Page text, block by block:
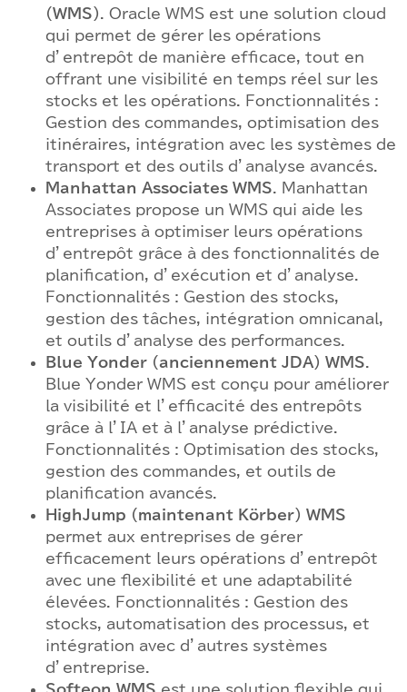
(WMS)
. Oracle WMS est une solution cloud
qui permet de gérer les opérations
d’entrepôt de manière efficace, tout en
offrant une visibilité en temps réel sur les
stocks et les opérations. Fonctionnalités :
Gestion des commandes, optimisation des
itinéraires, intégration avec les systèmes de
transport et des outils d’analyse avancés.
Manhattan Associates WMS . Manhattan
Associates propose un WMS qui aide les
entreprises à optimiser leurs opérations
d’entrepôt grâce à des fonctionnalités de
planification, d’exécution et d’analyse.
Fonctionnalités : Gestion des stocks,
gestion des tâches, intégration omnicanal,
et outils d’analyse des performances.
Blue Yonder (anciennement JDA) WMS
Blue Yonder WMS est conçu pour améliorer
la visibilité et l’efficacité des entrepôts
grâce à l’IA et à l’analyse prédictive.
Fonctionnalités : Optimisation des stocks,
gestion des commandes, et outils de
planification avancés.
HighJump (maintenant Körber) WMS
permet aux entreprises de gérer
efficacement leurs opérations d’entrepôt
avec une flexibilité et une adaptabilité
élevées. Fonctionnalités : Gestion des
stocks, automatisation des processus, et
intégration avec d’autres systèmes
d’entreprise.